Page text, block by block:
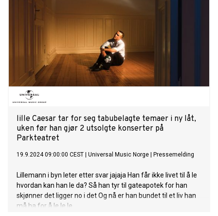
lille Caesar tar for seg tabubelagte temaer i ny låt,
uken før han gjør 2 utsolgte konserter på
Parkteatret
19.9.2024 09:00:00 CEST Universal Music Norge Pressemelding
Lillemann i byn leter etter svar jajaja Han får ikke livet til å le
hvordan kan han le da? Så han tyr til gateapotek for han
skjønner det ligger no i det Og nå er han bundet til et liv han
må ha for å le le le